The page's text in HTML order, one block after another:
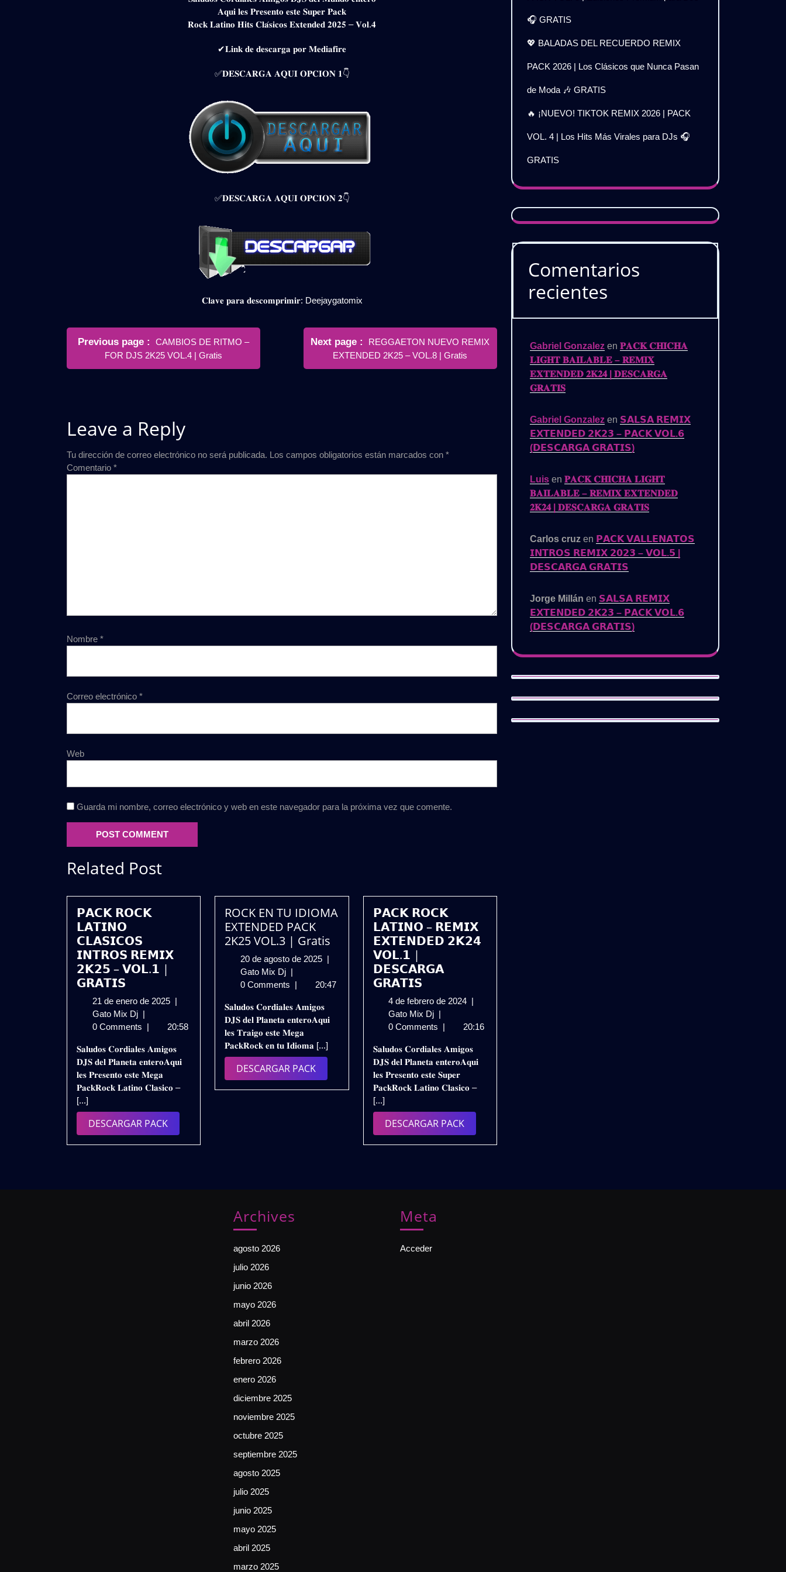
𝐀𝐪𝐮𝐢 𝐥𝐞𝐬 𝐏𝐫𝐞𝐬𝐞𝐧𝐭𝐨 𝐞𝐬𝐭𝐞 𝐒𝐮𝐩𝐞𝐫 𝐏𝐚𝐜𝐤
𝐑𝐨𝐜𝐤 𝐋𝐚𝐭𝐢𝐧𝐨 𝐇𝐢𝐭𝐬 𝐂𝐥𝐚́𝐬𝐢𝐜𝐨𝐬 𝐄𝐱𝐭𝐞𝐧𝐝𝐞𝐝 𝟐𝟎𝟐𝟓 – 𝐕𝐨𝐥.𝟒
✔𝐋𝐢𝐧𝐤 𝐝𝐞 𝐝𝐞𝐬𝐜𝐚𝐫𝐠𝐚 𝐩𝐨𝐫 𝐌𝐞𝐝𝐢𝐚𝐟𝐢𝐫𝐞
✅𝐃𝐄𝐒𝐂𝐀𝐑𝐆𝐀 𝐀𝐐𝐔𝐈 𝐎𝐏𝐂𝐈𝐎𝐍 𝟏👇
✅𝐃𝐄𝐒𝐂𝐀𝐑𝐆𝐀 𝐀𝐐𝐔𝐈 𝐎𝐏𝐂𝐈𝐎𝐍 𝟐👇
𝐂𝐥𝐚𝐯𝐞 𝐩𝐚𝐫𝐚 𝐝𝐞𝐬𝐜𝐨𝐦𝐩𝐫𝐢𝐦𝐢𝐫: Deejaygatomix
Navegación
de
entradas
Previous page
Older
Posts
CAMBIOS DE RITMO –
FOR DJS 2K25 VOL.4 | Gratis
Next page
Newer
Posts
REGGAETON NUEVO REMIX
EXTENDED 2K25 – VOL.8 | Gratis
Leave a Reply
Tu dirección de correo electrónico no será publicada. Los campos obligatorios están marcados con *
Comentario *
Nombre *
Correo electrónico *
Web
Guarda mi nombre, correo electrónico y web en este navegador para la próxima vez que comente.
Related Post
𝗣𝗔𝗖𝗞 𝗥𝗢𝗖𝗞
𝗟𝗔𝗧𝗜𝗡𝗢
𝗖𝗟𝗔𝗦𝗜𝗖𝗢𝗦
𝗜𝗡𝗧𝗥𝗢𝗦 𝗥𝗘𝗠𝗜𝗫
𝟮𝗞𝟮𝟱 – 𝗩𝗢𝗟.𝟭 |
𝗚𝗥𝗔𝗧𝗜𝗦
21 de enero de 2025 21
enero
2025
|
Gato Mix Dj 𝗣𝗔𝗖𝗞
𝗥𝗢𝗖𝗞
𝗖𝗟𝗔𝗦𝗜𝗖𝗢𝗦
𝗜𝗡𝗧𝗥𝗢𝗦
𝗥𝗘𝗠𝗜𝗫
𝟮𝗞𝟮𝟱
|
|
0 Comments | 20:58
𝐒𝐚𝐥𝐮𝐝𝐨𝐬 𝐂𝐨𝐫𝐝𝐢𝐚𝐥𝐞𝐬 𝐀𝐦𝐢𝐠𝐨𝐬
𝐃𝐉𝐒 𝐝𝐞𝐥 𝐏𝐥𝐚𝐧𝐞𝐭𝐚 𝐞𝐧𝐭𝐞𝐫𝐨𝐀𝐪𝐮𝐢
𝐥𝐞𝐬 𝐏𝐫𝐞𝐬𝐞𝐧𝐭𝐨 𝐞𝐬𝐭𝐞 𝐌𝐞𝐠𝐚
𝐏𝐚𝐜𝐤𝐑𝐨𝐜𝐤 𝐋𝐚𝐭𝐢𝐧𝐨 𝐂𝐥𝐚𝐬𝐢𝐜𝐨 –
[...]
DESCARGAR PACKDESCARGAR
PACK
ROCK EN TU IDIOMA
EXTENDED PACK
2K25 VOL.3 | Gratis
20 de agosto de 2025 20
agosto
2025
|
Gato Mix Dj ROCK
EN
IDIOMA
EXTENDED
PACK
2K25
|
|
0 Comments | 20:47
𝐒𝐚𝐥𝐮𝐝𝐨𝐬 𝐂𝐨𝐫𝐝𝐢𝐚𝐥𝐞𝐬 𝐀𝐦𝐢𝐠𝐨𝐬
𝐃𝐉𝐒 𝐝𝐞𝐥 𝐏𝐥𝐚𝐧𝐞𝐭𝐚 𝐞𝐧𝐭𝐞𝐫𝐨𝐀𝐪𝐮𝐢
𝐥𝐞𝐬 𝐓𝐫𝐚𝐢𝐠𝐨 𝐞𝐬𝐭𝐞 𝐌𝐞𝐠𝐚
𝐏𝐚𝐜𝐤𝐑𝐨𝐜𝐤 𝐞𝐧 𝐭𝐮 𝐈𝐝𝐢𝐨𝐦𝐚 [...]
DESCARGAR PACKDESCARGAR
PACK
𝗣𝗔𝗖𝗞 𝗥𝗢𝗖𝗞
𝗟𝗔𝗧𝗜𝗡𝗢 – 𝗥𝗘𝗠𝗜𝗫
𝗘𝗫𝗧𝗘𝗡𝗗𝗘𝗗 𝟮𝗞𝟮𝟰
𝗩𝗢𝗟.𝟭 |
𝗗𝗘𝗦𝗖𝗔𝗥𝗚𝗔
𝗚𝗥𝗔𝗧𝗜𝗦
4 de febrero de 2024 4
febrero
2024
|
Gato Mix Dj 𝗣𝗔𝗖𝗞
𝗥𝗢𝗖𝗞
–
𝗥𝗘𝗠𝗜𝗫
𝗘𝗫𝗧𝗘𝗡𝗗𝗘𝗗
𝟮𝗞𝟮𝟰
𝗗𝗘𝗦𝗖𝗔𝗥𝗚𝗔
|
0 Comments | 20:16
𝐒𝐚𝐥𝐮𝐝𝐨𝐬 𝐂𝐨𝐫𝐝𝐢𝐚𝐥𝐞𝐬 𝐀𝐦𝐢𝐠𝐨𝐬
𝐃𝐉𝐒 𝐝𝐞𝐥 𝐏𝐥𝐚𝐧𝐞𝐭𝐚 𝐞𝐧𝐭𝐞𝐫𝐨𝐀𝐪𝐮𝐢
𝐥𝐞𝐬 𝐏𝐫𝐞𝐬𝐞𝐧𝐭𝐨 𝐞𝐬𝐭𝐞 𝐒𝐮𝐩𝐞𝐫
𝐏𝐚𝐜𝐤𝐑𝐨𝐜𝐤 𝐋𝐚𝐭𝐢𝐧𝐨 𝐂𝐥𝐚𝐬𝐢𝐜𝐨 –
[...]
DESCARGAR PACKDESCARGAR
PACK
🎧 GRATIS
💖 BALADAS DEL RECUERDO REMIX
PACK 2026 | Los Clásicos que Nunca Pasan
de Moda 🎶 GRATIS
🔥 ¡NUEVO! TIKTOK REMIX 2026 | PACK
VOL. 4 | Los Hits Más Virales para DJs 🎧
GRATIS
Comentarios
recientes
Gabriel Gonzalez en 𝐏𝐀𝐂𝐊 𝐂𝐇𝐈𝐂𝐇𝐀
𝐋𝐈𝐆𝐇𝐓 𝐁𝐀𝐈𝐋𝐀𝐁𝐋𝐄 – 𝐑𝐄𝐌𝐈𝐗
𝐄𝐗𝐓𝐄𝐍𝐃𝐄𝐃 𝟐𝐊𝟐𝟒 | 𝐃𝐄𝐒𝐂𝐀𝐑𝐆𝐀
𝐆𝐑𝐀𝐓𝐈𝐒
Gabriel Gonzalez en 𝗦𝗔𝗟𝗦𝗔 𝗥𝗘𝗠𝗜𝗫
𝗘𝗫𝗧𝗘𝗡𝗗𝗘𝗗 𝟮𝗞𝟮𝟯 – 𝗣𝗔𝗖𝗞 𝗩𝗢𝗟.𝟲
(𝗗𝗘𝗦𝗖𝗔𝗥𝗚𝗔 𝗚𝗥𝗔𝗧𝗜𝗦)
Luis en 𝐏𝐀𝐂𝐊 𝐂𝐇𝐈𝐂𝐇𝐀 𝐋𝐈𝐆𝐇𝐓
𝐁𝐀𝐈𝐋𝐀𝐁𝐋𝐄 – 𝐑𝐄𝐌𝐈𝐗 𝐄𝐗𝐓𝐄𝐍𝐃𝐄𝐃
𝟐𝐊𝟐𝟒 | 𝐃𝐄𝐒𝐂𝐀𝐑𝐆𝐀 𝐆𝐑𝐀𝐓𝐈𝐒
Carlos cruz en 𝗣𝗔𝗖𝗞 𝗩𝗔𝗟𝗟𝗘𝗡𝗔𝗧𝗢𝗦
𝗜𝗡𝗧𝗥𝗢𝗦 𝗥𝗘𝗠𝗜𝗫 𝟮𝟬𝟮𝟯 – 𝗩𝗢𝗟.𝟱 |
𝗗𝗘𝗦𝗖𝗔𝗥𝗚𝗔 𝗚𝗥𝗔𝗧𝗜𝗦
Jorge Millán en 𝗦𝗔𝗟𝗦𝗔 𝗥𝗘𝗠𝗜𝗫
𝗘𝗫𝗧𝗘𝗡𝗗𝗘𝗗 𝟮𝗞𝟮𝟯 – 𝗣𝗔𝗖𝗞 𝗩𝗢𝗟.𝟲
(𝗗𝗘𝗦𝗖𝗔𝗥𝗚𝗔 𝗚𝗥𝗔𝗧𝗜𝗦)
Archives
agosto 2026
julio 2026
junio 2026
mayo 2026
abril 2026
marzo 2026
febrero 2026
enero 2026
diciembre 2025
noviembre 2025
octubre 2025
septiembre 2025
agosto 2025
julio 2025
junio 2025
mayo 2025
abril 2025
marzo 2025
Meta
Acceder